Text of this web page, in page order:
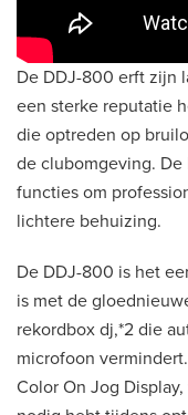
De DDJ-800 erft zijn
een sterke reputatie
die optreden op
de clubomgeving.
functies om
lichtere behuizing.
De DDJ-800 is het
is met de
rekordbox dj,*2 die
microfoon
Color On Jog